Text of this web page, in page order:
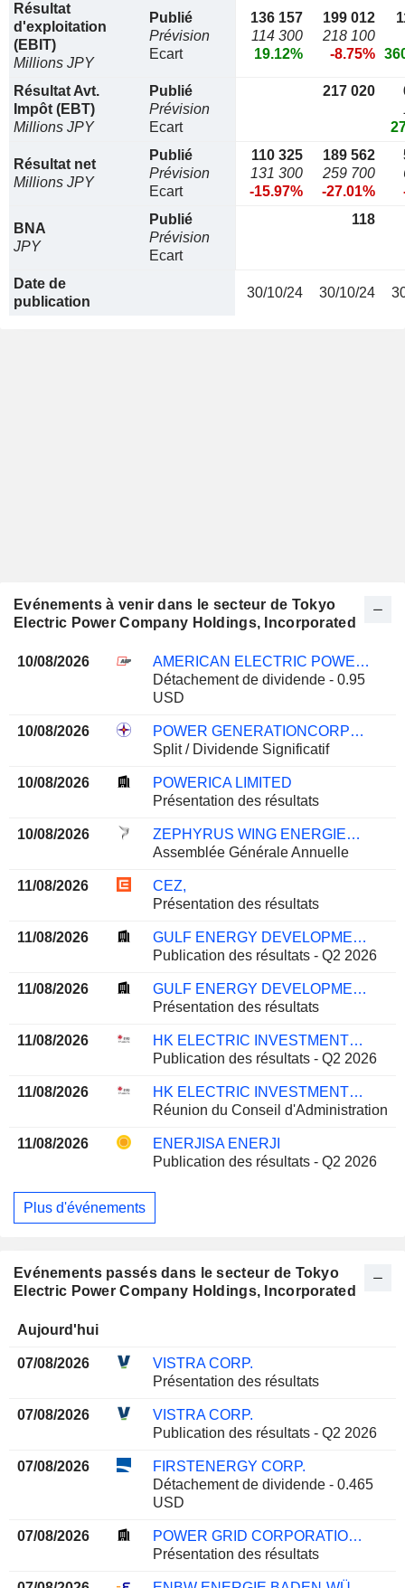
Résultat
d'exploitation
(EBIT)
Millions JPY
Publié
Prévision
Ecart
136 157
114 300
19.12%
199 012
218 100
-8.75%
Résultat Avt.
Impôt (EBT)
Millions JPY
Publié
Prévision
Ecart
217 020
Résultat net
Millions JPY
Publié
Prévision
Ecart
110 325
131 300
-15.97%
189 562
259 700
-27.01%
BNA
JPY
Publié
Prévision
Ecart
118
Date de
publication
30/10/24 30/10/24
Evénements à venir dans le secteur de Tokyo
Electric Power Company Holdings, Incorporated
10/08/2026
AMERICAN ELECTRIC POWER COMPANY, INC.
Détachement de dividende - 0.95
USD
10/08/2026
POWER GENERATIONCORPORATION 3
Split / Dividende Significatif
10/08/2026
POWERICA LIMITED
Présentation des résultats
10/08/2026
ZEPHYRUS WING ENERGIES LTD
Assemblée Générale Annuelle
11/08/2026
CEZ,
Présentation des résultats
11/08/2026
GULF ENERGY DEVELOPMENT
Publication des résultats - Q2 2026
11/08/2026
GULF ENERGY DEVELOPMENT
Présentation des résultats
11/08/2026
HK ELECTRIC INVESTMENTS AND HK ELECTRIC INVESTMENTS LIMITED
Publication des résultats - Q2 2026
11/08/2026
HK ELECTRIC INVESTMENTS AND HK ELECTRIC INVESTMENTS LIMITED
Réunion du Conseil d'Administration
11/08/2026
ENERJISA ENERJI
Publication des résultats - Q2 2026
Plus d'événements
Evénements passés dans le secteur de Tokyo
Electric Power Company Holdings, Incorporated
Aujourd'hui
07/08/2026
VISTRA CORP.
Présentation des résultats
07/08/2026
VISTRA CORP.
Publication des résultats - Q2 2026
07/08/2026
FIRSTENERGY CORP.
Détachement de dividende - 0.465
USD
07/08/2026
POWER GRID CORPORATION OF INDIA LIMITED
Présentation des résultats